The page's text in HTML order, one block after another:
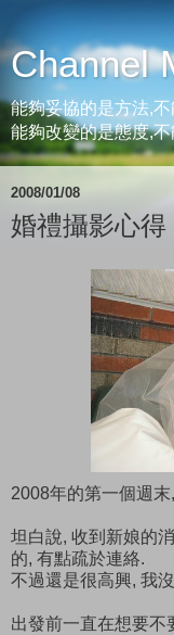
Channel
能夠妥協的是方法,
能夠改變的是態度,
2008/01/08
婚禮攝影心
2008年的第一個週
坦白說, 收到新娘的
的, 有點疏於連絡.
不過還是很高興, 我
出發前一直在想要不